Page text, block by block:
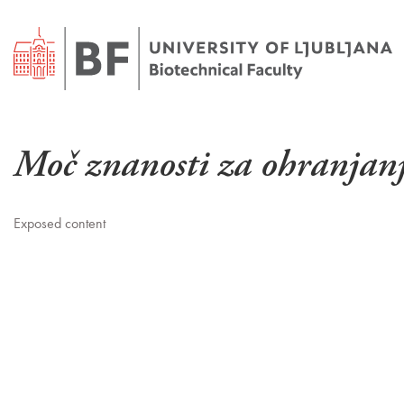
Moč znanosti za
Exposed content